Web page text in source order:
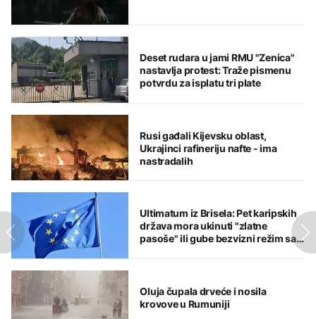
Deset rudara u jami RMU "Zenica"
nastavlja protest: Traže pismenu
potvrdu za isplatu tri plate
Rusi gađali Kijevsku oblast,
Ukrajinci rafineriju nafte - ima
nastradalih
Ultimatum iz Brisela: Pet karipskih
država mora ukinuti "zlatne
pasoše" ili gube bezvizni režim sa
Oluja čupala drveće i nosila
krovove u Rumuniji